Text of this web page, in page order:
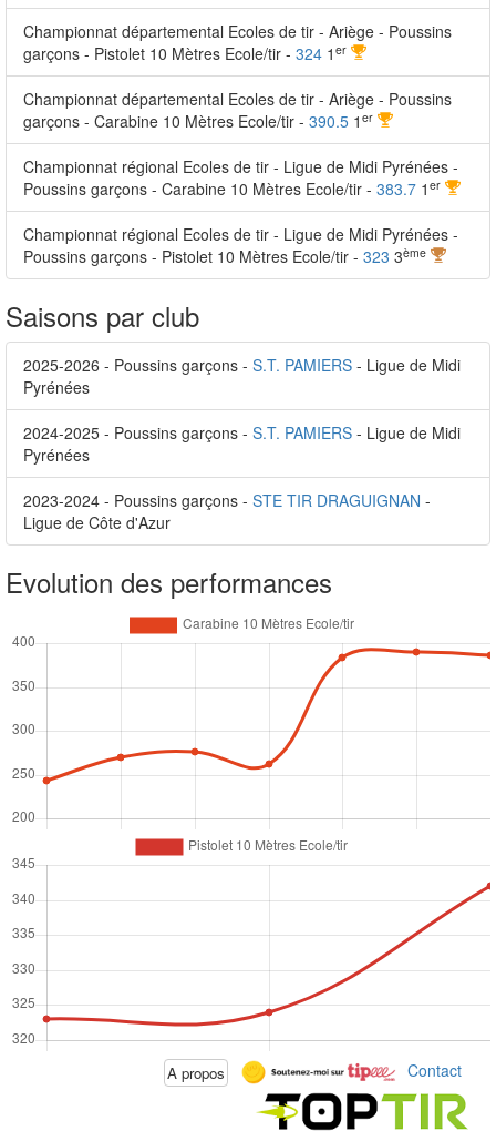
Championnat départemental Ecoles de tir - Ariège - Poussins
garçons - Pistolet 10 Mètres Ecole/tir - 324 1 er
Championnat départemental Ecoles de tir - Ariège - Poussins
garçons - Carabine 10 Mètres Ecole/tir - 390.5 1 er
Championnat régional Ecoles de tir - Ligue de Midi Pyrénées -
Poussins garçons - Carabine 10 Mètres Ecole/tir - 383.7 1 er
Championnat régional Ecoles de tir - Ligue de Midi Pyrénées -
Poussins garçons - Pistolet 10 Mètres Ecole/tir - 323 3ème
Saisons par club
2025-2026 - Poussins garçons - S.T. PAMIERS - Ligue de Midi
Pyrénées
2024-2025 - Poussins garçons - S.T. PAMIERS - Ligue de Midi
Pyrénées
2023-2024 - Poussins garçons - STE TIR DRAGUIGNAN -
Ligue de Côte d'Azur
Evolution des performances
A propos Contact